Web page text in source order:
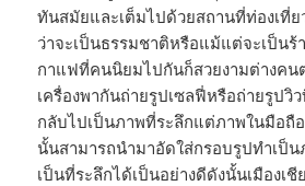
ทันสมัยและเต็มไปด้วยสถานที่ท่องเที่ย
ว่าจะเป็นธรรมชาติหรือแม้แต่จะเป็นร้
กาแฟที่คนนิยมไปกันก็สวยงามต่างคน
เครื่องพากันถ่ายรูปเซลฟี่หรือถ่ายรูปวิ
กลับไปเป็นภาพที่ระลึกแต่ภาพในมือ
นั้นสามารถนำมาอัดใส่กรอบรูปทำเป็
เป็นที่ระลึกได้เป็นอย่างดีดังนั้นเมืองเ